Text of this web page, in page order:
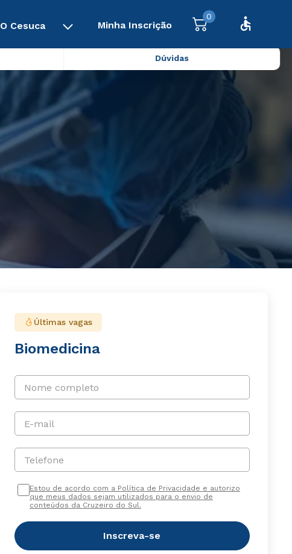
O Cesuca Minha Inscrição
0
Dúvidas
Últimas vagas
Biomedicina
Nome completo
E-mail
Telefone
Estou de acordo com a Política de Privacidade e autorizo
que meus dados sejam utilizados para o envio de
conteúdos da Cruzeiro do Sul.
Inscreva-se